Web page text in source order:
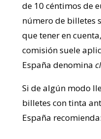
de 10 céntimos de
número de billetes
que tener en
comisión suele
España denomina
Si de algún modo
billetes con tinta
España recomienda: